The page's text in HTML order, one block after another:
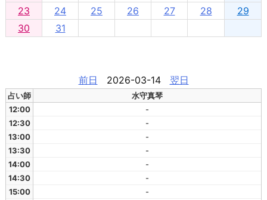
23
24 25 26 27 28
29
30
31
前日 2026-03-14 翌日
占い師
水守真琴
12:00
-
12:30
-
13:00
-
13:30
-
14:00
-
14:30
-
15:00
-